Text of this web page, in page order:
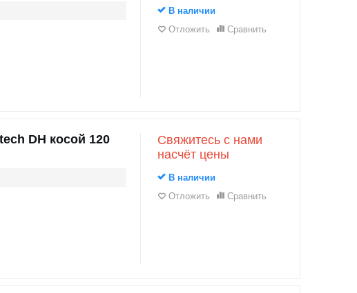
В наличии
Отложить
Сравнить
DH косой 120
Свяжитесь с нами
насчёт цены
В наличии
Отложить
Сравнить